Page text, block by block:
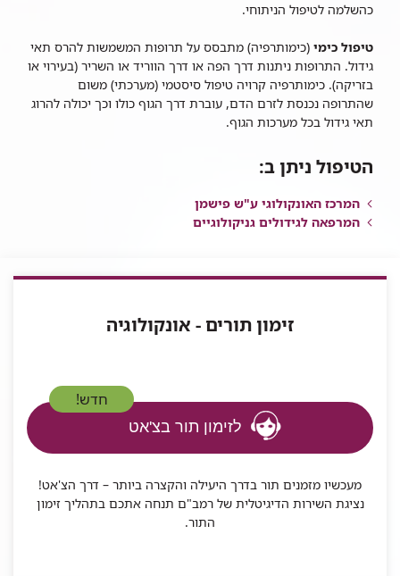
כהשלמה לטיפול הניתוחי.
טיפול כימי (כימותרפיה) מתבסס על תרופות המשמשות להרס תאי
גידול. התרופות ניתנות דרך הפה או דרך הווריד או השריר (בעירוי או
בזריקה). כימותרפיה קרויה טיפול סיסטמי (מערכתי) משום
שהתרופה נכנסת לזרם הדם, עוברת דרך הגוף כולו וכך יכולה להרוג
תאי גידול בכל מערכות הגוף.
הטיפול ניתן ב:
המרכז האונקולוגי ע"ש פישמן
המרפאה לגידולים גניקולוגיים
זימון תורים - אונקולוגיה
חדש!
לזימון תור בצ'אט
מעכשיו מזמנים תור בדרך היעילה והקצרה ביותר – דרך הצ'אט!
נציגת השירות הדיגיטלית של רמב"ם תנחה אתכם בתהליך זימון
התור.